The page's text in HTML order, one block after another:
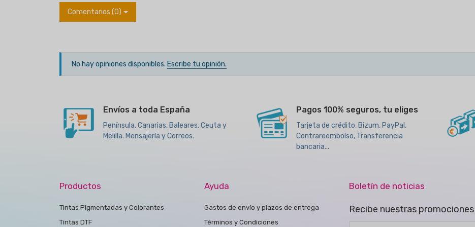
Comentarios (0)
No hay opiniones disponibles. Escribe tu opinión.
Envíos a toda España
Península, Canarias, Baleares, Ceuta y
Melilla. Mensajería y Correos.
Pagos 100% seguros, tu eliges
Tarjeta de crédito, Bizum, PayPal,
Contrareembolso, Transferencia
bancaria...
Productos
Tintas Pîgmentadas y Colorantes
Tintas DTF
Ayuda
Gastos de envío y plazos de entrega
Términos y Condiciones
Boletín de noticias
Recibe nuestras